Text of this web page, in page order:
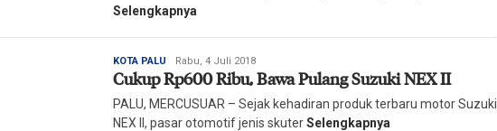
Selengkapnya
KOTA PALU Redaksi
Harian
Mercusuar
Rabu, 4 Juli 2018
Cukup Rp600 Ribu, Bawa Pulang Suzuki NEX II
PALU, MERCUSUAR – Sejak kehadiran produk terbaru motor Suzuki
NEX II, pasar otomotif jenis skuterSelengkapnya